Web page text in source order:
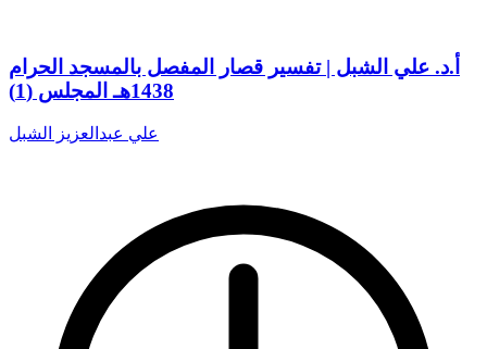
أ.د. علي الشبل | تفسير قصار المفصل بالمسجد الحرام
1438هـ المجلس (1)
علي عبدالعزيز الشبل